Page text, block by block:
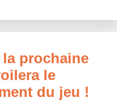
la prochaine
le
du jeu !